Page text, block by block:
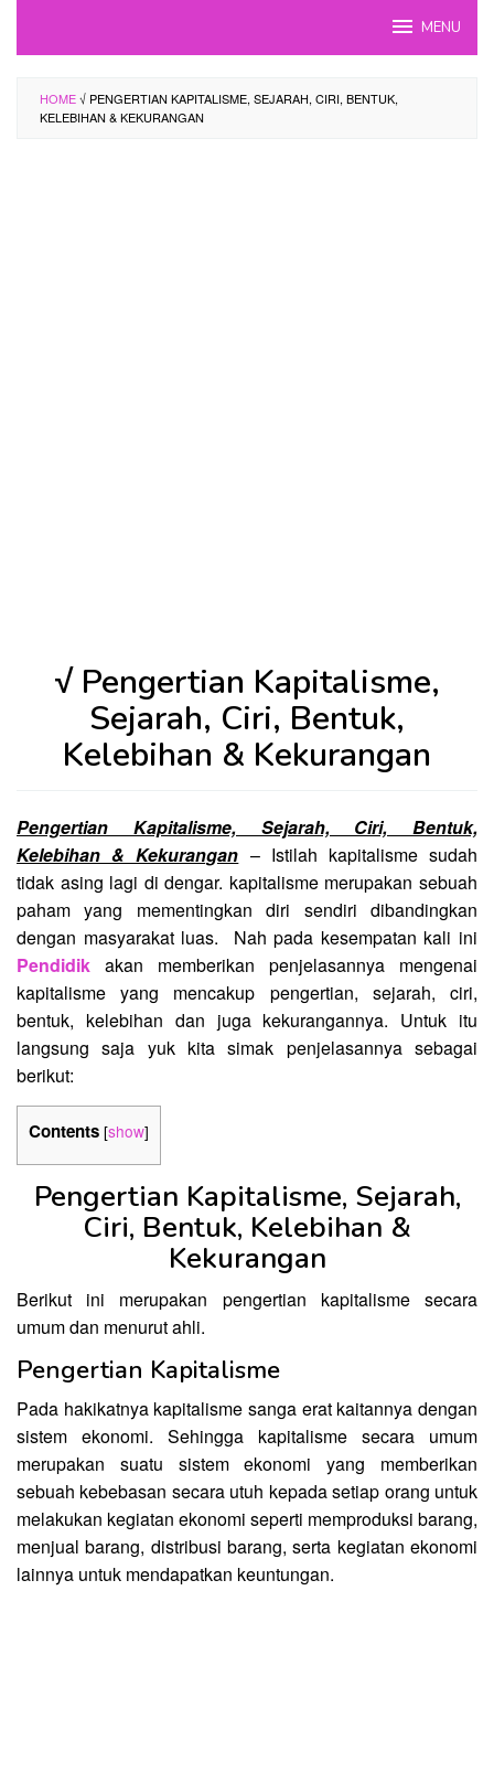
MENU
HOME√ PENGERTIAN KAPITALISME, SEJARAH, CIRI, BENTUK,
KELEBIHAN & KEKURANGAN
√ Pengertian Kapitalisme,
Sejarah, Ciri, Bentuk,
Kelebihan & Kekurangan
Pengertian Kapitalisme, Sejarah, Ciri, Bentuk,
Kelebihan & Kekurangan – Istilah kapitalisme sudah
tidak asing lagi di dengar. kapitalisme merupakan sebuah
paham yang mementingkan diri sendiri dibandingkan
dengan masyarakat luas. Nah pada kesempatan kali ini
Pendidik akan memberikan penjelasannya mengenai
kapitalisme yang mencakup pengertian, sejarah, ciri,
bentuk, kelebihan dan juga kekurangannya. Untuk itu
langsung saja yuk kita simak penjelasannya sebagai
berikut:
Contents [show]
Pengertian Kapitalisme, Sejarah,
Ciri, Bentuk, Kelebihan &
Kekurangan
Berikut ini merupakan pengertian kapitalisme secara
umum dan menurut ahli.
Pengertian Kapitalisme
Pada hakikatnya kapitalisme sanga erat kaitannya dengan
sistem ekonomi. Sehingga kapitalisme secara umum
merupakan suatu sistem ekonomi yang memberikan
sebuah kebebasan secara utuh kepada setiap orang untuk
melakukan kegiatan ekonomi seperti memproduksi barang,
menjual barang, distribusi barang, serta kegiatan ekonomi
lainnya untuk mendapatkan keuntungan.